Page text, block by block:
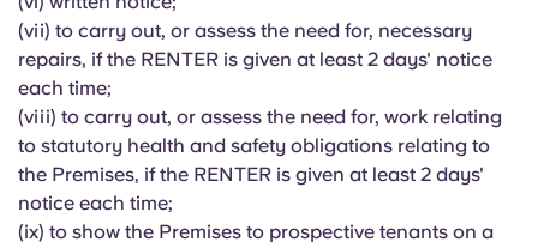
(vii) to carry out, or assess the need for, necessary
repairs, if the RENTER is given at least 2 days' notice
each time;
(viii) to carry out, or assess the need for, work relating
to statutory health and safety obligations relating to
the Premises, if the RENTER is given at least 2 days'
notice each time;
(ix) to show the Premises to prospective tenants on a